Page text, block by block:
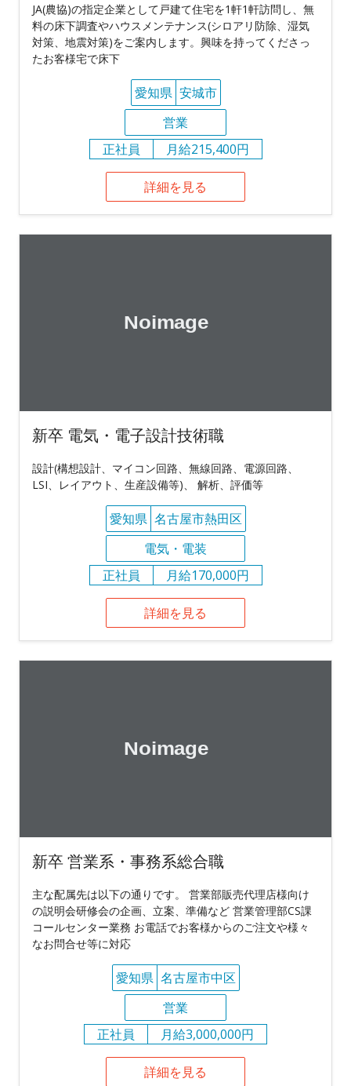
JA(農協)の指定企業として戸建て住宅を1軒1軒訪問し、無
料の床下調査やハウスメンテナンス(シロアリ防除、湿気
対策、地震対策)をご案内します。興味を持ってくださっ
たお客様宅で床下
愛知県 安城市
営業
正社員
月給215,400円
詳細を見る
新卒 電気・電子設計技術職
設計(構想設計、マイコン回路、無線回路、電源回路、
LSI、レイアウト、生産設備等)、 解析、評価等
愛知県 名古屋市熱田区
電気・電装
正社員
月給170,000円
詳細を見る
新卒 営業系・事務系総合職
主な配属先は以下の通りです。 営業部販売代理店様向け
の説明会研修会の企画、立案、準備など 営業管理部CS課
コールセンター業務 お電話でお客様からのご注文や様々
なお問合せ等に対応
愛知県 名古屋市中区
営業
正社員
月給3,000,000円
詳細を見る